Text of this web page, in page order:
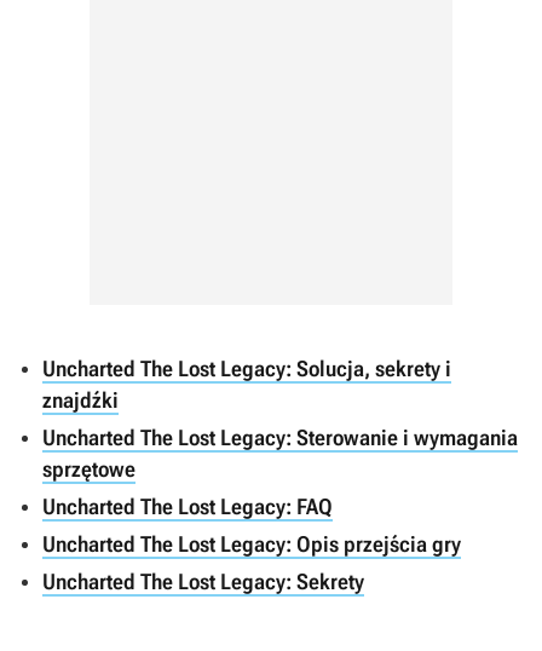
Uncharted The Lost Legacy: Solucja, sekrety i
znajdźki
Uncharted The Lost Legacy: Sterowanie i wymagania
sprzętowe
Uncharted The Lost Legacy: FAQ
Uncharted The Lost Legacy: Opis przejścia gry
Uncharted The Lost Legacy: Sekrety